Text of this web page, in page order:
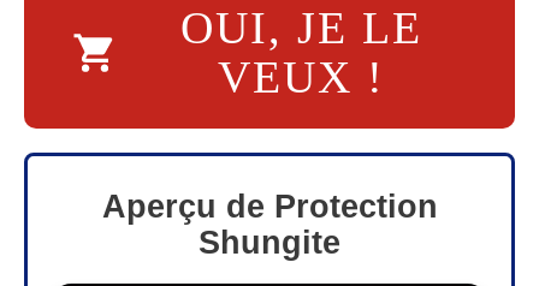
OUI, JE LE
VEUX !
Aperçu de Protection
Shungite